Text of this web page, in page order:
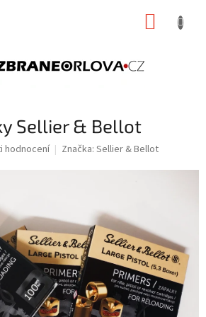
Sellier & Bellot
hodnocení Značka: Sellier & Bellot